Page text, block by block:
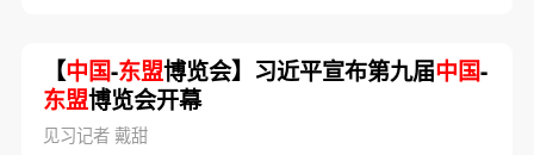
【中国-东盟博览会】习近平宣布第九届中国-
东盟博览会开幕
见习记者 戴甜